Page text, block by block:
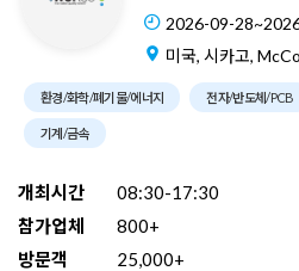
2026-09-
미국, 시카고,
환경/화학/폐기물/에너지 전자/반도체/PCB
기계/금속
개최시간
08:30-17:30
참가업체
800+
방문객
25,000+